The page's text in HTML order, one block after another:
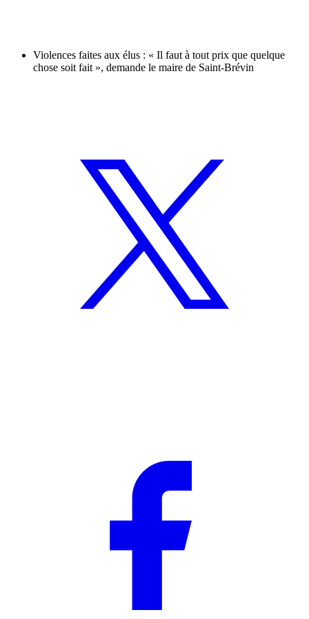
Violences faites aux élus : « Il faut à tout prix que quelque
chose soit fait », demande le maire de Saint-Brévin